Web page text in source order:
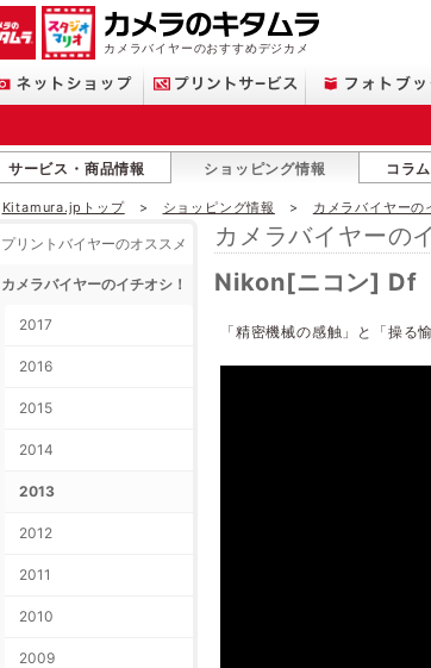
カメラバイヤーのおすすめデジカメ
サービス・商品情報 ショッピング情報 コラ
Kitamura.jpトップ ショッピング情報 カメラバイヤーの
カメラバイヤーの
Nikon[ニコン] Df
「精密機械の感触」と「操る
プリントバイヤーのオススメ
カメラバイヤーのイチオシ！
2017
2016
2015
2014
2013
2012
2011
2010
2009